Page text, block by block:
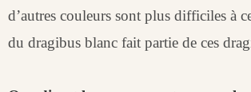
d’autres couleurs sont plus difficiles à
du dragibus blanc fait partie de ces